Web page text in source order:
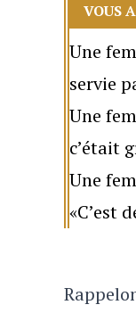
VOUS
Une
servie
Une
c’était
Une
«C’est